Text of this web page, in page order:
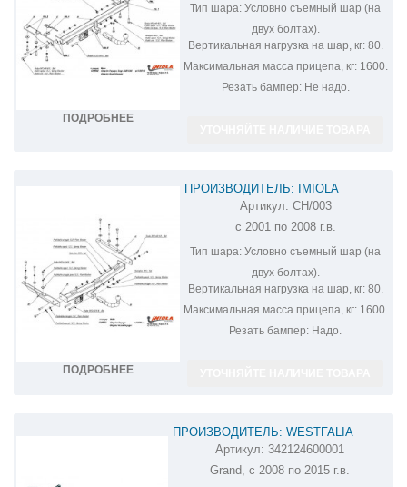
ПОДРОБНЕЕ
Тип шара: Условно съемный шар (на
двух болтах).
Вертикальная нагрузка на шар, кг:80.
Максимальная масса прицепа, кг:1600.
Резать бампер:Не надо.
ПОДРОБНЕЕ
ПРОИЗВОДИТЕЛЬ: IMIOLA
ФАРКОП НА CHRYSLER GRAND
VOYAGER CH/003
Артикул: CH/003
с 2001 по 2008 г.в.
Тип шара: Условно съемный шар (на
двух болтах).
Вертикальная нагрузка на шар, кг:80.
Максимальная масса прицепа, кг:1600.
Резать бампер: Надо.
ПРОИЗВОДИТЕЛЬ: WESTFALIA
ФАРКОП НА CHRYSLER VOYAGER
GRAND 342124600001
Артикул: 342124600001
Grand, с 2008 по 2015 г.в.